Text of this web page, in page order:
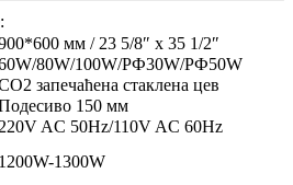
мм / 23 5/8″ x 35 1/2″
80W/100W/РФ30W/РФ50W
запечаћена стаклена цев
150 мм
220V AC 50Hz/110V AC 60Hz
1200W-1300W